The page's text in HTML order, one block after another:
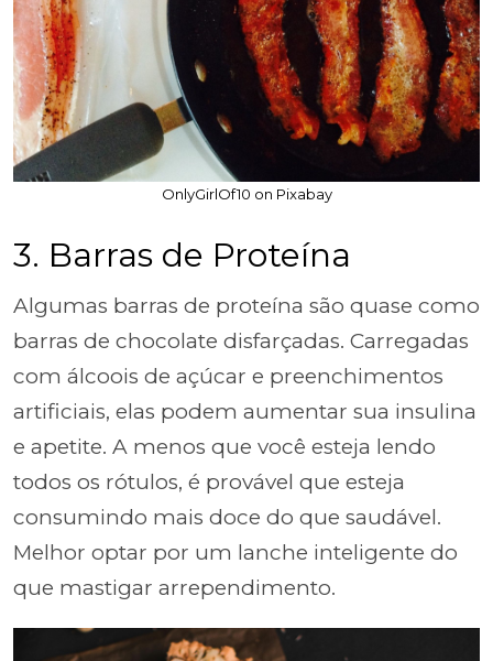
OnlyGirlOf10 on Pixabay
3. Barras de Proteína
Algumas barras de proteína são quase como
barras de chocolate disfarçadas. Carregadas
com álcoois de açúcar e preenchimentos
artificiais, elas podem aumentar sua insulina
e apetite. A menos que você esteja lendo
todos os rótulos, é provável que esteja
consumindo mais doce do que saudável.
Melhor optar por um lanche inteligente do
que mastigar arrependimento.